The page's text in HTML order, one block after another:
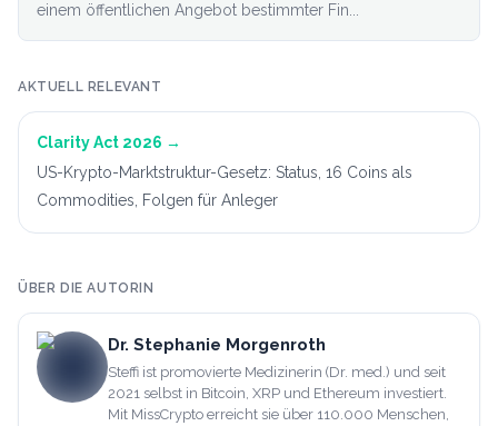
einem öffentlichen Angebot bestimmter Fin...
AKTUELL RELEVANT
Clarity Act 2026 →
US-Krypto-Marktstruktur-Gesetz: Status, 16 Coins als
Commodities, Folgen für Anleger
ÜBER DIE AUTORIN
Dr. Stephanie Morgenroth
Steffi ist promovierte Medizinerin (Dr. med.) und seit
2021 selbst in Bitcoin, XRP und Ethereum investiert.
Mit MissCrypto erreicht sie über 110.000 Menschen,